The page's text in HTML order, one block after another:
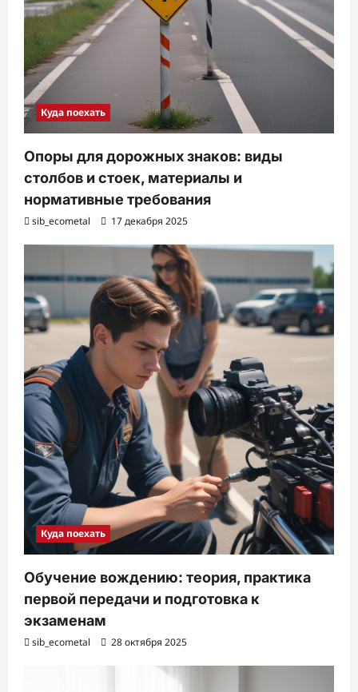
Куда поехать
Опоры для дорожных знаков: виды
столбов и стоек, материалы и
нормативные требования
sib_ecometal 17 декабря 2025
Куда поехать
Обучение вождению: теория, практика
первой передачи и подготовка к
экзаменам
sib_ecometal 28 октября 2025